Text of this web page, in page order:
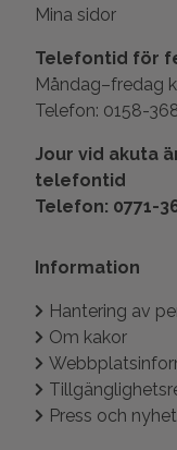
Mina sidor
Telefontid för
Måndag–fredag
Telefon: 0158-
Jour vid akuta
telefontid
Telefon: 0771-
Information
Hantering av
Om kakor
Press och